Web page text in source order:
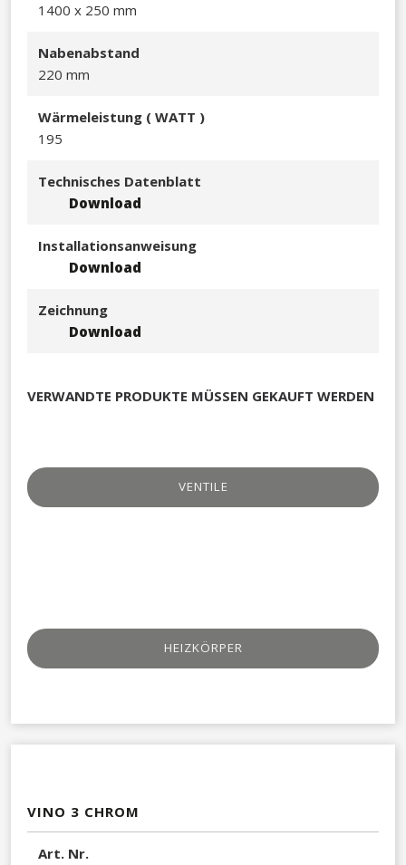
1400 x 250 mm​​
Nabenabstand
220 mm
Wä​rmeleistung ( WATT )
195
Technisches Datenblatt
Download
Installationsanweisung
Download
Zeichnung
Download
VERWANDTE PRODUKTE MÜSSEN GEKAUFT WERDEN
VENTILE
HEIZKÖRPER
VINO 3 CHROM
A​rt. Nr.